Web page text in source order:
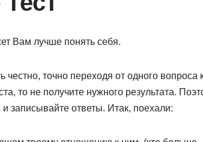
Вам лучше понять себя.
точно переходя от одного вопроса
то не получите нужного результата.
записывайте ответы. Итак, поехали: